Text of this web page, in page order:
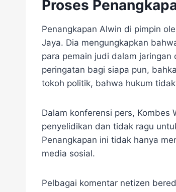
Proses
Penangkapan Alwin di pimpin
Jaya. Dia mengungkapkan
para pemain judi dalam
peringatan bagi siapa pun,
tokoh politik, bahwa hukum
Dalam konferensi pers, Kombes
penyelidikan dan tidak ragu
Penangkapan ini tidak hanya
media sosial.
Pelbagai komentar netizen